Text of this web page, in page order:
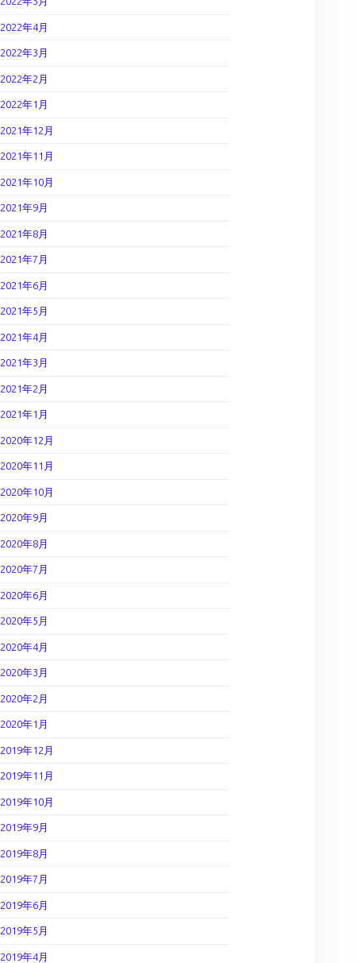
2022年4月
2022年3月
2022年2月
2022年1月
2021年12月
2021年11月
2021年10月
2021年9月
2021年8月
2021年7月
2021年6月
2021年5月
2021年4月
2021年3月
2021年2月
2021年1月
2020年12月
2020年11月
2020年10月
2020年9月
2020年8月
2020年7月
2020年6月
2020年5月
2020年4月
2020年3月
2020年2月
2020年1月
2019年12月
2019年11月
2019年10月
2019年9月
2019年8月
2019年7月
2019年6月
2019年5月
2019年4月